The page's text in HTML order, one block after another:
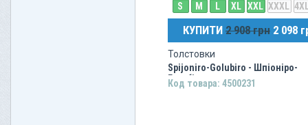
S
M L XL XXL XXXL
КУПИТИ 2 908 грн 2 098
Толстовки
Spijoniro-Golubiro - Шпіоніро-
Голубіро
Код товара: 4500231